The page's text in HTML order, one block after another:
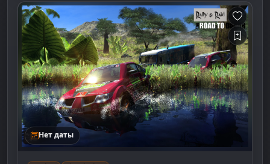
Нет даты